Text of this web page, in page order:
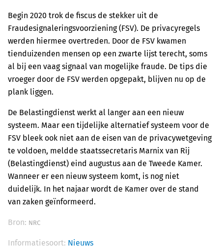
Begin 2020 trok de fiscus de stekker uit de
Fraudesignaleringsvoorziening (FSV). De privacyregels
werden hiermee overtreden. Door de FSV kwamen
tienduizenden mensen op een zwarte lijst terecht, soms
al bij een vaag signaal van mogelijke fraude. De tips die
vroeger door de FSV werden opgepakt, blijven nu op de
plank liggen.
De Belastingdienst werkt al langer aan een nieuw
systeem. Maar een tijdelijke alternatief systeem voor de
FSV bleek ook niet aan de eisen van de privacywetgeving
te voldoen, meldde staatssecretaris Marnix van Rij
(Belastingdienst) eind augustus aan de Tweede Kamer.
Wanneer er een nieuw systeem komt, is nog niet
duidelijk. In het najaar wordt de Kamer over de stand
van zaken geïnformeerd.
Bron: NRC
Informatiesoort: Nieuws